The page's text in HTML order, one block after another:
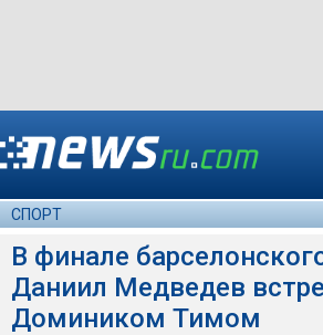
СПОРТ
В финале
Даниил Медведев
Домиником Тимом